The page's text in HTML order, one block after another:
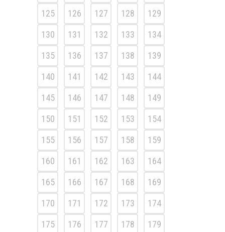
125
126 127 128
129
130
131 132 133
134
135
136 137 138
139
140
141 142 143
144
145
146 147 148
149
150
151 152 153
154
155
156 157 158
159
160
161 162 163
164
165
166 167 168
169
170
171 172 173
174
175
176 177 178
179